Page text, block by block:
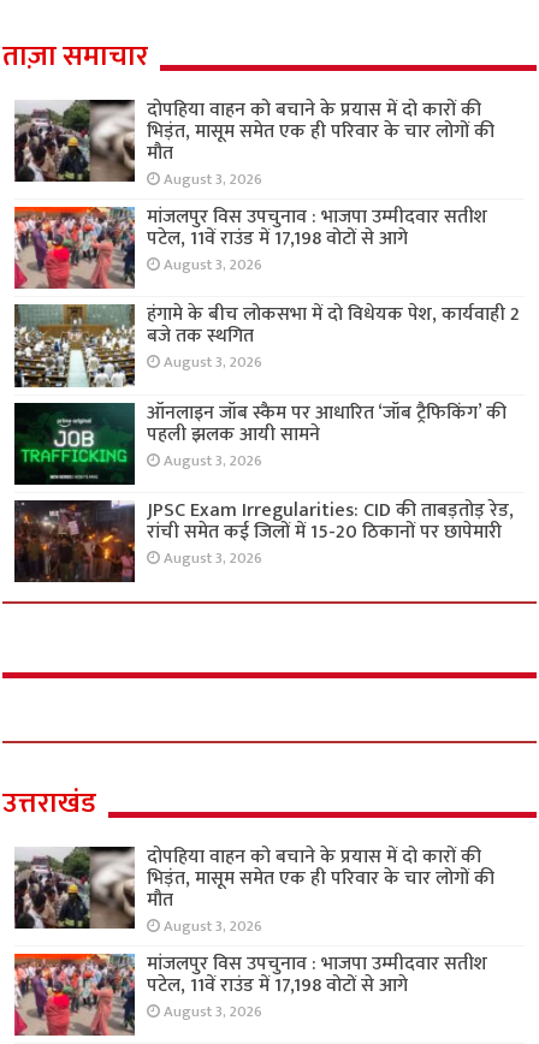
ताज़ा समाचार
दोपहिया वाहन को बचाने के प्रयास में दो कारों की
भिड़ंत, मासूम समेत एक ही परिवार के चार लोगों की
मौत
August 3, 2026
मांजलपुर विस उपचुनाव : भाजपा उम्मीदवार सतीश
पटेल, 11वें राउंड में 17,198 वोटों से आगे
August 3, 2026
हंगामे के बीच लोकसभा में दो विधेयक पेश, कार्यवाही 2
बजे तक स्थगित
August 3, 2026
ऑनलाइन जॉब स्कैम पर आधारित ‘जॉब ट्रैफिकिंग’ की
पहली झलक आयी सामने
August 3, 2026
JPSC Exam Irregularities: CID की ताबड़तोड़ रेड,
रांची समेत कई जिलों में 15-20 ठिकानों पर छापेमारी
August 3, 2026
उत्तराखंड
दोपहिया वाहन को बचाने के प्रयास में दो कारों की
भिड़ंत, मासूम समेत एक ही परिवार के चार लोगों की
मौत
August 3, 2026
मांजलपुर विस उपचुनाव : भाजपा उम्मीदवार सतीश
पटेल, 11वें राउंड में 17,198 वोटों से आगे
August 3, 2026